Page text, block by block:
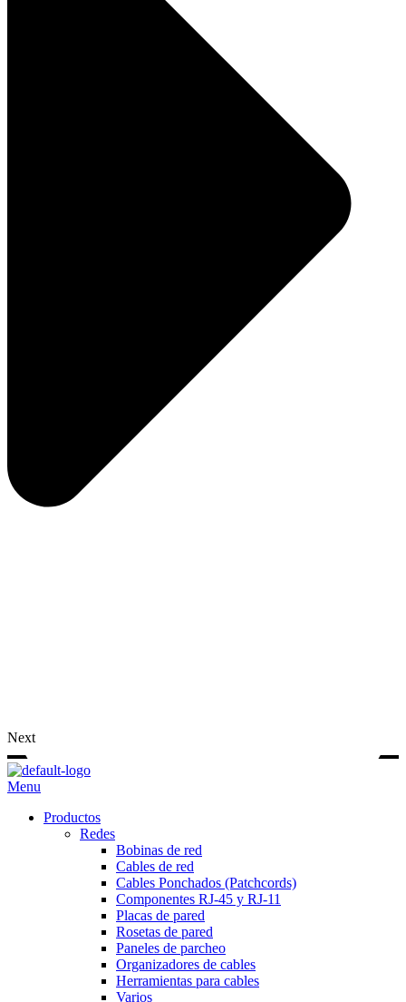
Next
Menu
Productos
Redes
Bobinas de red
Cables de red
Cables Ponchados (Patchcords)
Componentes RJ-45 y RJ-11
Placas de pared
Rosetas de pared
Paneles de parcheo
Organizadores de cables
Herramientas para cables
Varios